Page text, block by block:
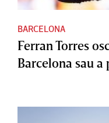
BARCELONA
Ferran Torres
Barcelona sau a